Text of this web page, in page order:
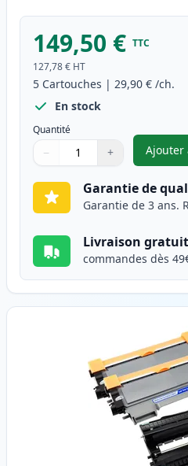
149,50 € TTC
127,78 € HT
5 Cartouches | 29,90 € /ch.
En stock
Quantité
Quantité
Utilisez les boutons pour
− +
Quantité
Ajouter
Garantie de
Garantie de 3 ans.
Livraison
commandes dès